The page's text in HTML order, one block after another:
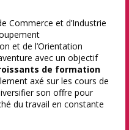
Commerce et d’Industrie
et de l’Orientation
avec un objectif
de formation
axé sur les cours de
son offre pour
du travail en constante